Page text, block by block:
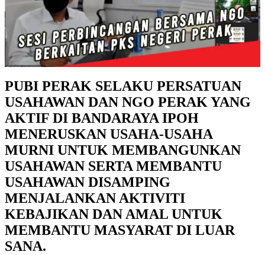
PUBI PERAK SELAKU PERSATUAN
USAHAWAN DAN NGO PERAK YANG
AKTIF DI BANDARAYA IPOH
MENERUSKAN USAHA-USAHA
MURNI UNTUK MEMBANGUNKAN
USAHAWAN SERTA MEMBANTU
USAHAWAN DISAMPING
MENJALANKAN AKTIVITI
KEBAJIKAN DAN AMAL UNTUK
MEMBANTU MASYARAT DI LUAR
SANA.